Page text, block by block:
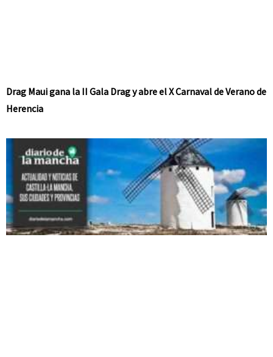
Drag Maui gana la II Gala Drag y abre el X Carnaval de Verano de
Herencia